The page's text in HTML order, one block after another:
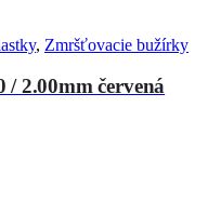
, Zmršťovacie bužírky
2.00mm červená